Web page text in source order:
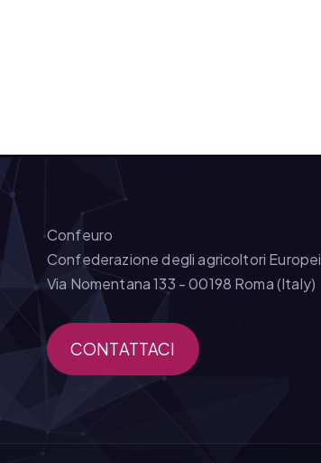
Confeuro
Confederazione degli agricoltori Europei
Via Nomentana 133 - 00198 Roma (Italy)
CONTATTACI